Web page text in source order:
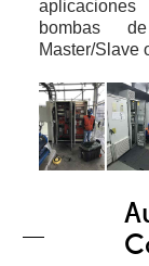
aplicaciones
bombas
Master/Slave